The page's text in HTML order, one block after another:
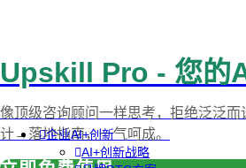
企业AI+创新
AI+创新战略
Upskill Pro - 您的
像顶级咨询顾问一样思考，拒绝泛泛
计→落地指南，一气呵成。